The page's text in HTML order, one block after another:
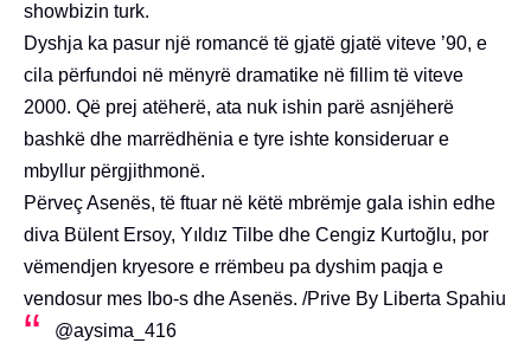
showbizin turk.
Dyshja ka pasur një romancë të gjatë gjatë viteve ’90, e
cila përfundoi në mënyrë dramatike në fillim të viteve
2000. Që prej atëherë, ata nuk ishin parë asnjëherë
bashkë dhe marrëdhënia e tyre ishte konsideruar e
mbyllur përgjithmonë.
Përveç Asenës, të ftuar në këtë mbrëmje gala ishin edhe
diva Bülent Ersoy, Yıldız Tilbe dhe Cengiz Kurtoğlu, por
vëmendjen kryesore e rrëmbeu pa dyshim paqja e
vendosur mes Ibo-s dhe Asenës. /Prive By Liberta Spahiu
@aysima_416